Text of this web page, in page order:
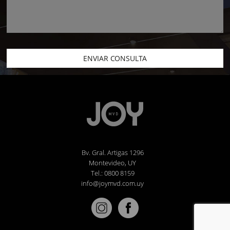
ENVIAR CONSULTA
Bv. Gral. Artigas 1296
Montevideo, UY
Tel.: 0800 8159
info@joymvd.com.uy